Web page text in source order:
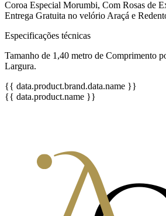
Coroa Especial Morumbi, Com Rosas de
Entrega Gratuita no velório Araçá e
Especificações técnicas
Tamanho de 1,40 metro de Comprimento
Largura.
{{ data.product.brand.data.name }}
{{ data.product.name }}